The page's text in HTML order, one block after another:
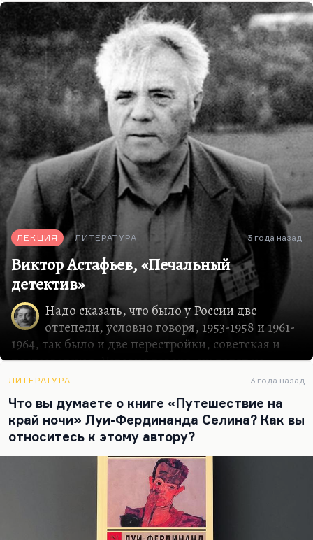
ЛЕКЦИЯ ЛИТЕРАТУРА 3 года назад
Виктор Астафьев, «Печальный
детектив»
Надо сказать, что было у России две
оттепели, условно говоря, 1953-1958 и 1961-
1964, так было и две перестройки, советская и
постсоветская. Условно говоря, их делят на
перестройку и гласность, или даже есть другое
деление — гласность и свобода слова. Сначала
перестройка была объявлена, гласность
наступила только потом. Сначала осторожно
начали возвращать забытых русских классиков,
Гумилева, например, стали печатать
«Несвоевременные мысли» Горького, письма
Короленко, потом постепенно стали касаться и
современности. И вот первыми двумя текстами о
современности, нашумевшими и многое
ЛИТЕРАТУРА 3 года назад
Что вы думаете о книге «Путешествие на
край ночи» Луи-Фердинанда Селина? Как вы
относитесь к этому автору?